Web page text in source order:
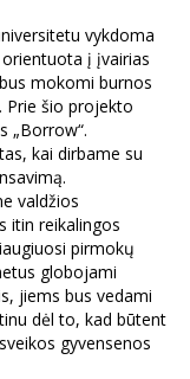
vykdoma
į įvairias
mokomi burnos
Prie šio projekto
„Borrow“.
kai dirbame su
valdžios
itin reikalingos
pirmokų
globojami
jiems bus vedami
dėl to, kad būtent
gyvensenos